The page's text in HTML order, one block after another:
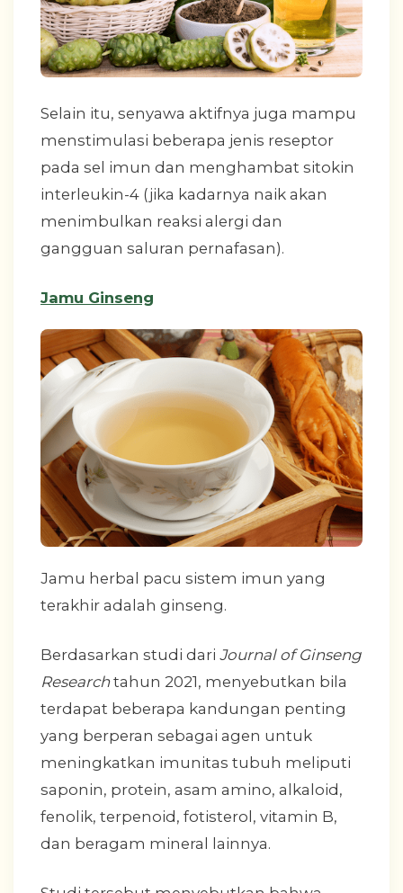
Selain itu, senyawa aktifnya juga mampu
menstimulasi beberapa jenis reseptor
pada sel imun dan menghambat sitokin
interleukin-4 (jika kadarnya naik akan
menimbulkan reaksi alergi dan
gangguan saluran pernafasan).
Jamu Ginseng
Jamu herbal pacu sistem imun yang
terakhir adalah ginseng.
Berdasarkan studi dari Journal of Ginseng
Researchtahun 2021, menyebutkan bila
terdapat beberapa kandungan penting
yang berperan sebagai agen untuk
meningkatkan imunitas tubuh meliputi
saponin, protein, asam amino, alkaloid,
fenolik, terpenoid, fotisterol, vitamin B,
dan beragam mineral lainnya.